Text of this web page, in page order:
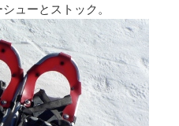
ューとストック。